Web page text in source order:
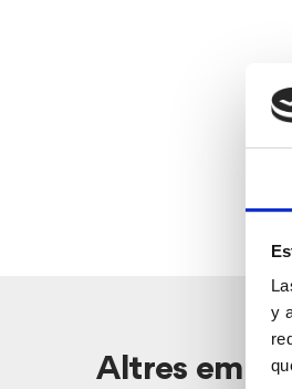
y
Altres